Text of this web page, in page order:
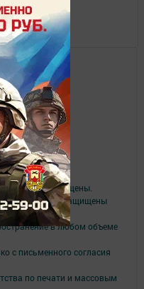
права защищены.
на сайте, защищены
в любом объеме
с письменного согласия
по печати и массовым